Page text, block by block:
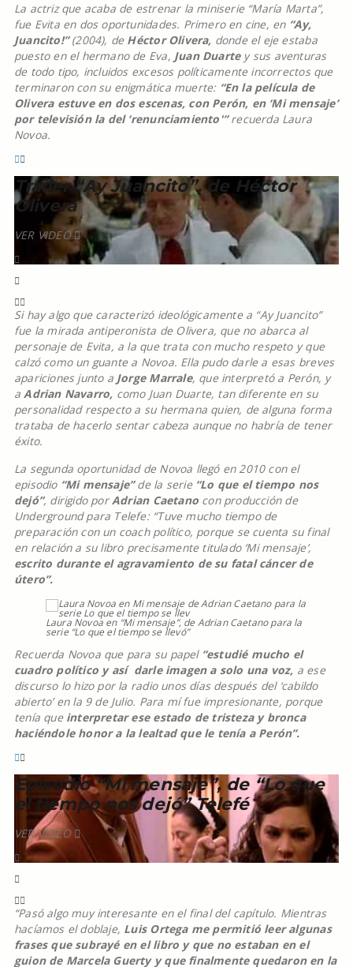
La actriz que acaba de estrenar la miniserie “María Marta”,
fue Evita en dos oportunidades. Primero en cine, en “Ay,
Juancito!”(2004), de Héctor Olivera, donde el eje estaba
puesto en el hermano de Eva, Juan Duartey sus aventuras
de todo tipo, incluidos excesos políticamente incorrectos que
terminaron con su enigmática muerte: “En la película de
Olivera estuve en dos escenas, con Perón, en ‘Mi mensaje’
por televisión la del ‘renunciamiento'”recuerda Laura
Novoa.
Trailer “Ay Juancito”, de Héctor
Olivera
VER VIDEO
Si hay algo que caracterizó ideológicamente a “Ay Juancito”
fue la mirada antiperonista de Olivera, que no abarca al
personaje de Evita, a la que trata con mucho respeto y que
calzó como un guante a Novoa. Ella pudo darle a esas breves
apariciones junto a Jorge Marrale, que interpretó a Perón, y
aAdrian Navarro, como Juan Duarte, tan diferente en su
personalidad respecto a su hermana quien, de alguna forma
trataba de hacerlo sentar cabeza aunque no habría de tener
éxito.
La segunda oportunidad de Novoa llegó en 2010 con el
episodio “Mi mensaje”de la serie “Lo que el tiempo nos
dejó”, dirigido porAdrian Caetanocon producción de
Underground para Telefe: “Tuve mucho tiempo de
preparación con un coach político, porque se cuenta su final
en relación a su libro precisamente titulado ‘Mi mensaje’,
escrito durante el agravamiento de su fatal cáncer de
útero”.
Laura Novoa en “Mi mensaje”, de Adrian Caetano para la
serie “Lo que el tiempo se llevó”
Recuerda Novoa que para su papel “estudié mucho el
cuadro político y así darle imagen a solo una voz, a ese
discurso lo hizo por la radio unos días después del ‘cabildo
abierto’ en la 9 de Julio. Para mí fue impresionante, porque
tenía queinterpretar ese estado de tristeza y bronca
haciéndole honor a la lealtad que le tenía a Perón”.
Episodio “Mi mensaje”, de “Lo que
el tiempo nos dejó” Telefé
VER VIDEO
“Pasó algo muy interesante en el final del capítulo. Mientras
hacíamos el doblaje, Luis Ortega me permitió leer algunas
frases que subrayé en el libro y que no estaban en el
guion de Marcela Guerty y que finalmente quedaron en la